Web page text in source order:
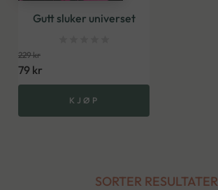
Gutt sluker universet
229kr
79 kr
KJØP
SORTER RESULTATER